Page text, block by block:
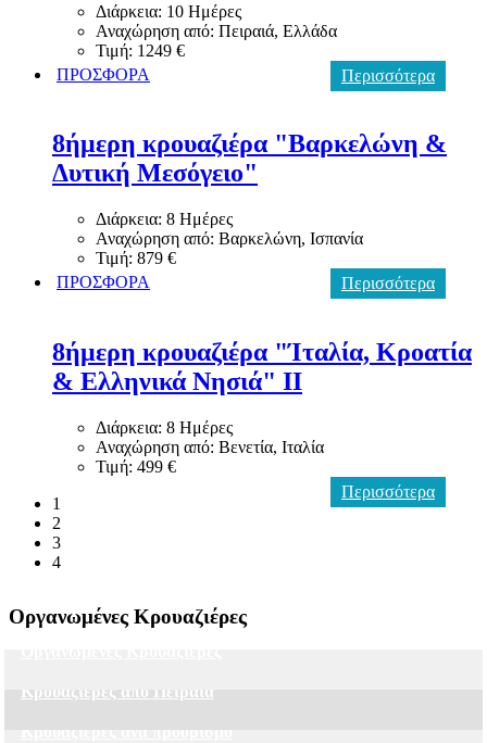
Διάρκεια: 10 Ημέρες
Αναχώρηση από: Πειραιά, Ελλάδα
Τιμή: 1249 €
Περισσότερα
ΠΡΟΣΦΟΡΑ
8ήμερη κρουαζιέρα "Βαρκελώνη &
Δυτική Μεσόγειο"
Διάρκεια: 8 Ημέρες
Αναχώρηση από: Βαρκελώνη, Ισπανία
Τιμή: 879 €
Περισσότερα
ΠΡΟΣΦΟΡΑ
8ήμερη κρουαζιέρα "Ίταλία, Κροατία
& Ελληνικά Νησιά" II
Διάρκεια: 8 Ημέρες
Αναχώρηση από: Βενετία, Ιταλία
Τιμή: 499 €
Περισσότερα
1
2
3
4
Οργανωμένες Κρουαζιέρες
Κρουαζιέρες από Πειραιά
Κρουαζιέρες ανά προορισμό